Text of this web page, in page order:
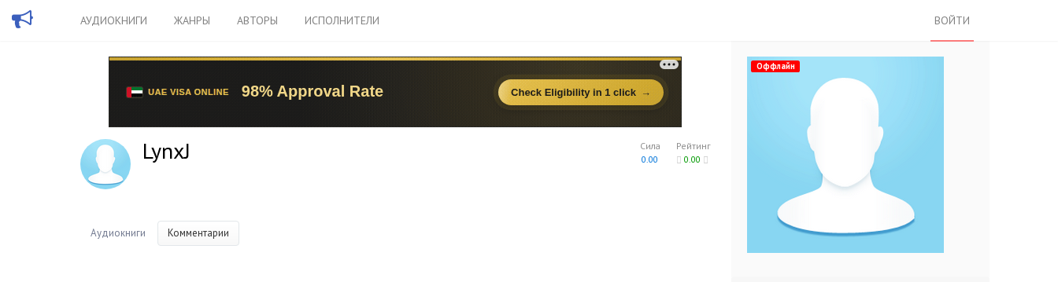
АУДИОКНИГИ ЖАНРЫ АВТОРЫ ИСПОЛНИТЕЛИ ВОЙТИ
Рейтинг
0.00
Сила
0.00
LynxJ
Аудиокниги Комментарии
Оффлайн